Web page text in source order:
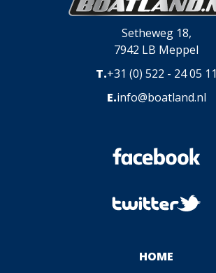
Setheweg 18,
7942 LB Meppel
T.+31 (0) 522 - 24 05 11
E.info@boatland.nl
HOME